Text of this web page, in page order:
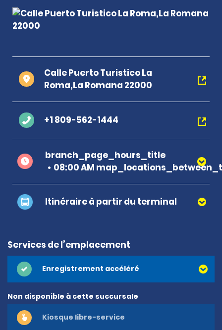
Calle Puerto Turistico La
Roma,La Romana 22000
+1 809-562-1444
branch_page_hours_title
08:00 AM
Itinéraire à partir du terminal
Services de l’emplacement
Enregistrement accéléré
Non disponible à cette succursale
Kiosque libre-service